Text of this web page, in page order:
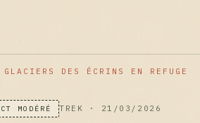
DES ÉCRINS EN REFUGE
MODÉRÉ TREK · 21/03/2026